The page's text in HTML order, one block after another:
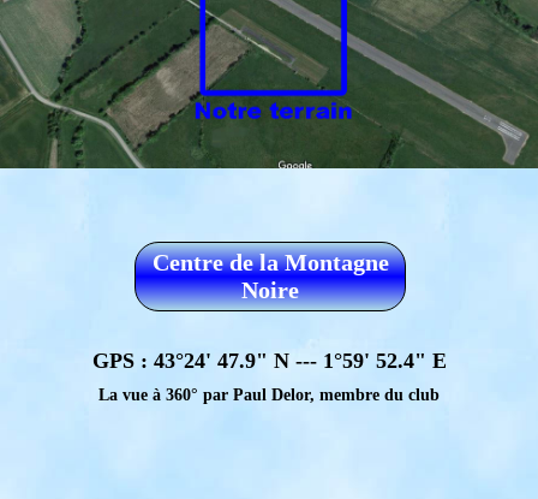
Centre de la Montagne
Noire
GPS : 43°24' 47.9" N --- 1°59' 52.4" E
La vue à 360° par Paul Delor, membre du club